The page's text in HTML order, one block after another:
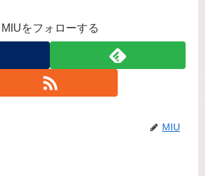
MIUをフォローする
MIU